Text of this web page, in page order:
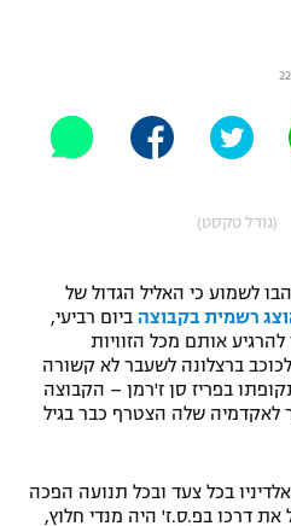
(גודל טקסט)
לשמוע כי האליל הגדול של
רשמית בקבוצה ביום רביעי,
להרגיע אותם מכל הזוויות
ברצלונה לשעבר לא קשורה
בפריז סן ז'רמן – הקבוצה
לאקדמיה שלה הצטרף כבר בגיל
בכל צעד ובכל תנועה הפכה
דרכו בפ.ס.ז' היה מנדי חלוץ,